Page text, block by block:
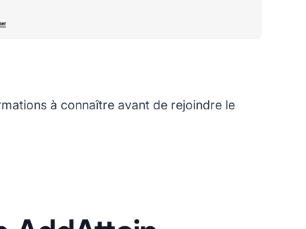
à connaître avant de rejoindre le